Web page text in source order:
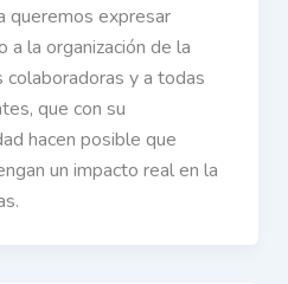
queremos expresar
a la organización de la
colaboradoras y a todas
que con su
hacen posible que
un impacto real en la